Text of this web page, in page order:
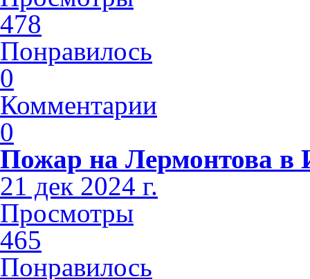
478
Понравилось
0
Комментарии
0
Пожар на Лермонтова в
21 дек 2024 г.
Просмотры
465
Понравилось